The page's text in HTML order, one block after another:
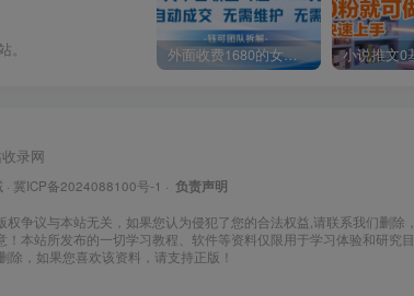
外面收费1680的女粉项目变现，单人单日收益可达1.7k，全自动成交无需维护
录网
· 冀ICP备2024088100号-1 · 负责声明
争议与本站无关，如果您认为侵犯了您的合法权益,请联系我们删除，
！本站所发布的一切学习教程、软件等资料仅限用于学习体验和研究目
除，如果您喜欢该资料，请支持正版！